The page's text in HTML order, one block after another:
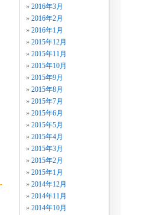
2016年3月
2016年2月
2016年1月
2015年12月
2015年11月
2015年10月
2015年9月
2015年8月
2015年7月
2015年6月
2015年5月
2015年4月
2015年3月
2015年2月
2015年1月
2014年12月
2014年11月
2014年10月